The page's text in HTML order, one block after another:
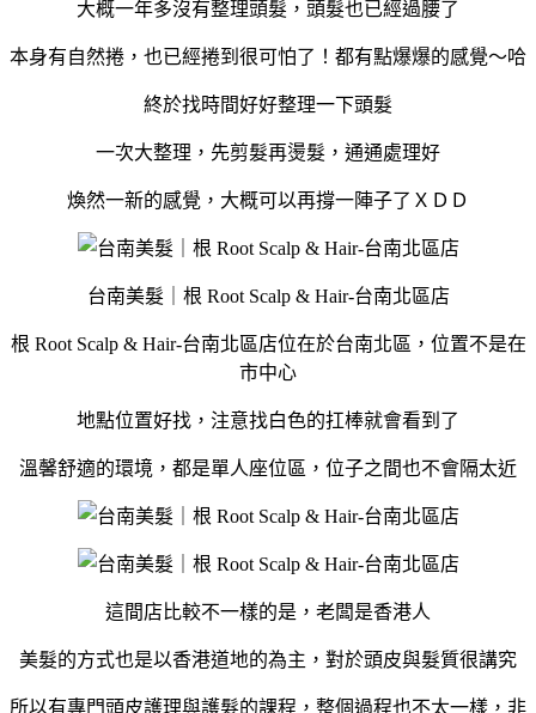
大概一年多沒有整理頭髮，頭髮也已經過腰了
本身有自然捲，也已經捲到很可怕了！都有點爆爆的感覺～哈
終於找時間好好整理一下頭髮
一次大整理，先剪髮再燙髮，通通處理好
煥然一新的感覺，大概可以再撐一陣子了ＸＤＤ
台南美髮｜根 Root Scalp & Hair-台南北區店
根 Root Scalp & Hair-台南北區店位在於台南北區，位置不是在
市中心
地點位置好找，注意找白色的扛棒就會看到了
溫馨舒適的環境，都是單人座位區，位子之間也不會隔太近
這間店比較不一樣的是，老闆是香港人
美髮的方式也是以香港道地的為主，對於頭皮與髮質很講究
所以有專門頭皮護理與護髮的課程，整個過程也不太一樣，非